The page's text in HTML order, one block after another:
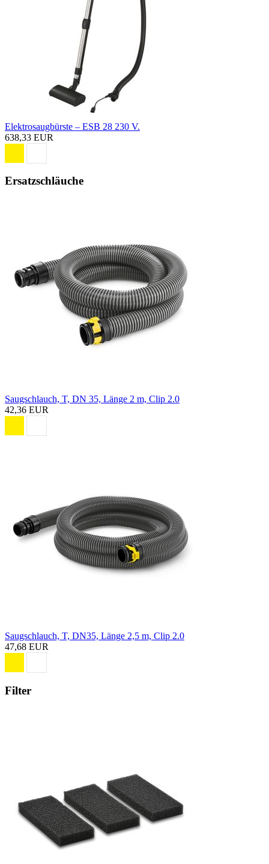
Elektrosaugbürste – ESB 28 230 V.
638,33 EUR
Ersatzschläuche
Saugschlauch, T, DN 35, Länge 2 m, Clip 2.0
42,36 EUR
Saugschlauch, T, DN35, Länge 2,5 m, Clip 2.0
47,68 EUR
Filter